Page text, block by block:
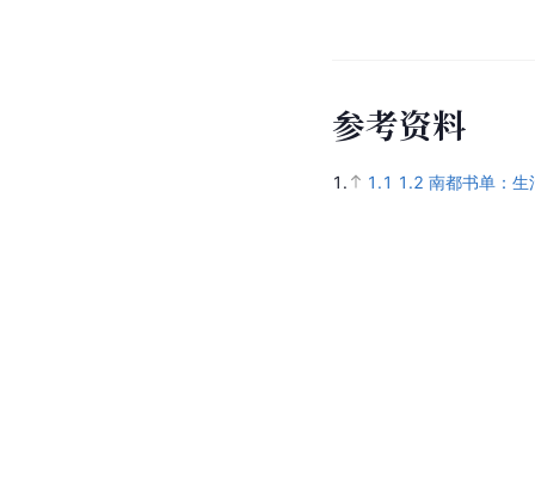
参考资料
1. 1.1 1.2 南都书单：生